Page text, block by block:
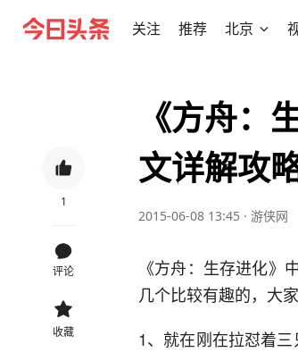
关注 推荐 北京
1
评论
收藏
《方舟：
文详解攻
2015-06-08 13:45 · 游侠网
《方舟：生存进化》
几个比较有趣的，大
1、就在刚在拉怼着